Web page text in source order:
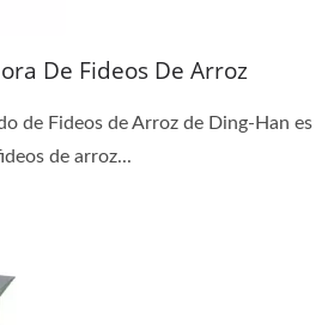
De Fideos De Arroz
de Fideos de Arroz de Ding-Han es
de arroz...